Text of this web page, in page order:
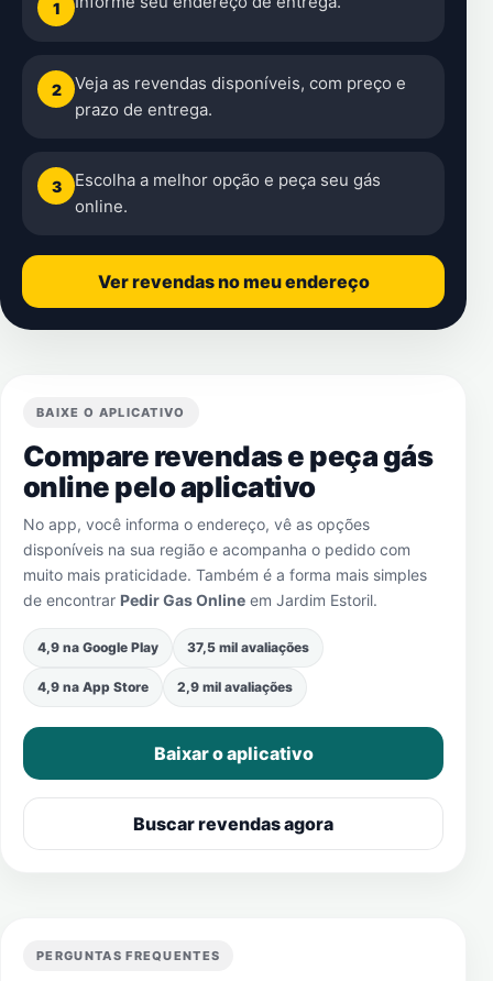
1
2
Veja as revendas disponíveis, com preço e
prazo de entrega.
3
Escolha a melhor opção e peça seu gás
online.
Ver revendas no meu endereço
BAIXE O APLICATIVO
Compare revendas e peça gás
online pelo aplicativo
No app, você informa o endereço, vê as opções
disponíveis na sua região e acompanha o pedido com
muito mais praticidade. Também é a forma mais simples
de encontrar Pedir Gas Online em Jardim Estoril.
4,9 na Google Play 37,5 mil avaliações
4,9 na App Store 2,9 mil avaliações
Baixar o aplicativo
Buscar revendas agora
PERGUNTAS FREQUENTES